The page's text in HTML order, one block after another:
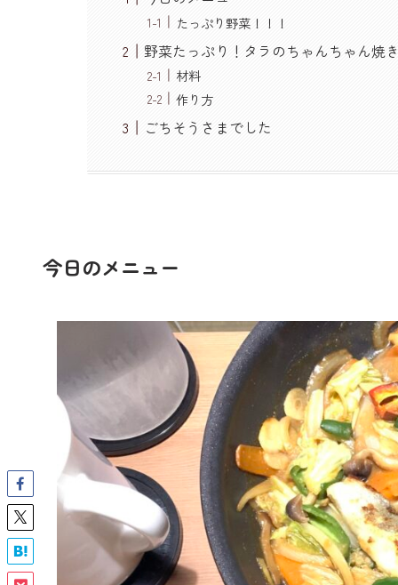
たっぷり野菜！！！
野菜たっぷり！タラのちゃんちゃん焼
材料
作り方
ごちそうさまでした
今日のメニュー